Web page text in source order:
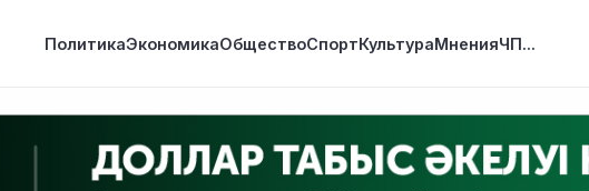
ПолитикаЭкономикаОбществоСпортКультураМненияЧП...